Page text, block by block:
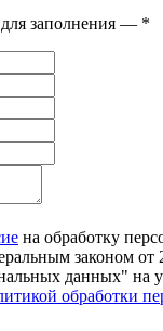
заполнения — *
на обработку
законом от
данных" на
обработки